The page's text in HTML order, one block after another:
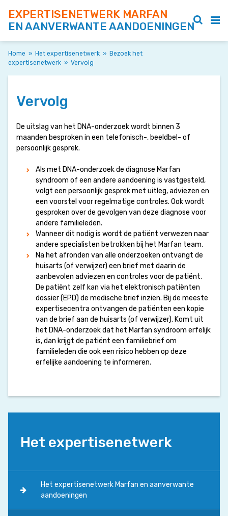
EXPERTISENETWERK MARFAN
EN AANVERWANTE AANDOENINGEN
Home » Het expertisenetwerk » Bezoek het
expertisenetwerk » Vervolg
Vervolg
De uitslag van het DNA-onderzoek wordt binnen 3
maanden besproken in een telefonisch-, beeldbel- of
persoonlijk gesprek.
Als met DNA-onderzoek de diagnose Marfan
syndroom of een andere aandoening is vastgesteld,
volgt een persoonlijk gesprek met uitleg, adviezen en
een voorstel voor regelmatige controles. Ook wordt
gesproken over de gevolgen van deze diagnose voor
andere familieleden.
Wanneer dit nodig is wordt de patiënt verwezen naar
andere specialisten betrokken bij het Marfan team.
Na het afronden van alle onderzoeken ontvangt de
huisarts (of verwijzer) een brief met daarin de
aanbevolen adviezen en controles voor de patiënt.
De patiënt zelf kan via het elektronisch patiënten
dossier (EPD) de medische brief inzien. Bij de meeste
expertisecentra ontvangen de patiënten een kopie
van de brief aan de huisarts (of verwijzer). Komt uit
het DNA-onderzoek dat het Marfan syndroom erfelijk
is, dan krijgt de patiënt een familiebrief om
familieleden die ook een risico hebben op deze
erfelijke aandoening te informeren.
Het expertisenetwerk
Het expertisenetwerk Marfan en aanverwante
aandoeningen